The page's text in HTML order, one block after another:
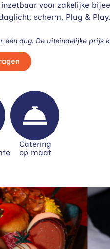
voor zakelijke
scherm, Plug &
één dag. De uiteindelijke prijs
Catering
op maat